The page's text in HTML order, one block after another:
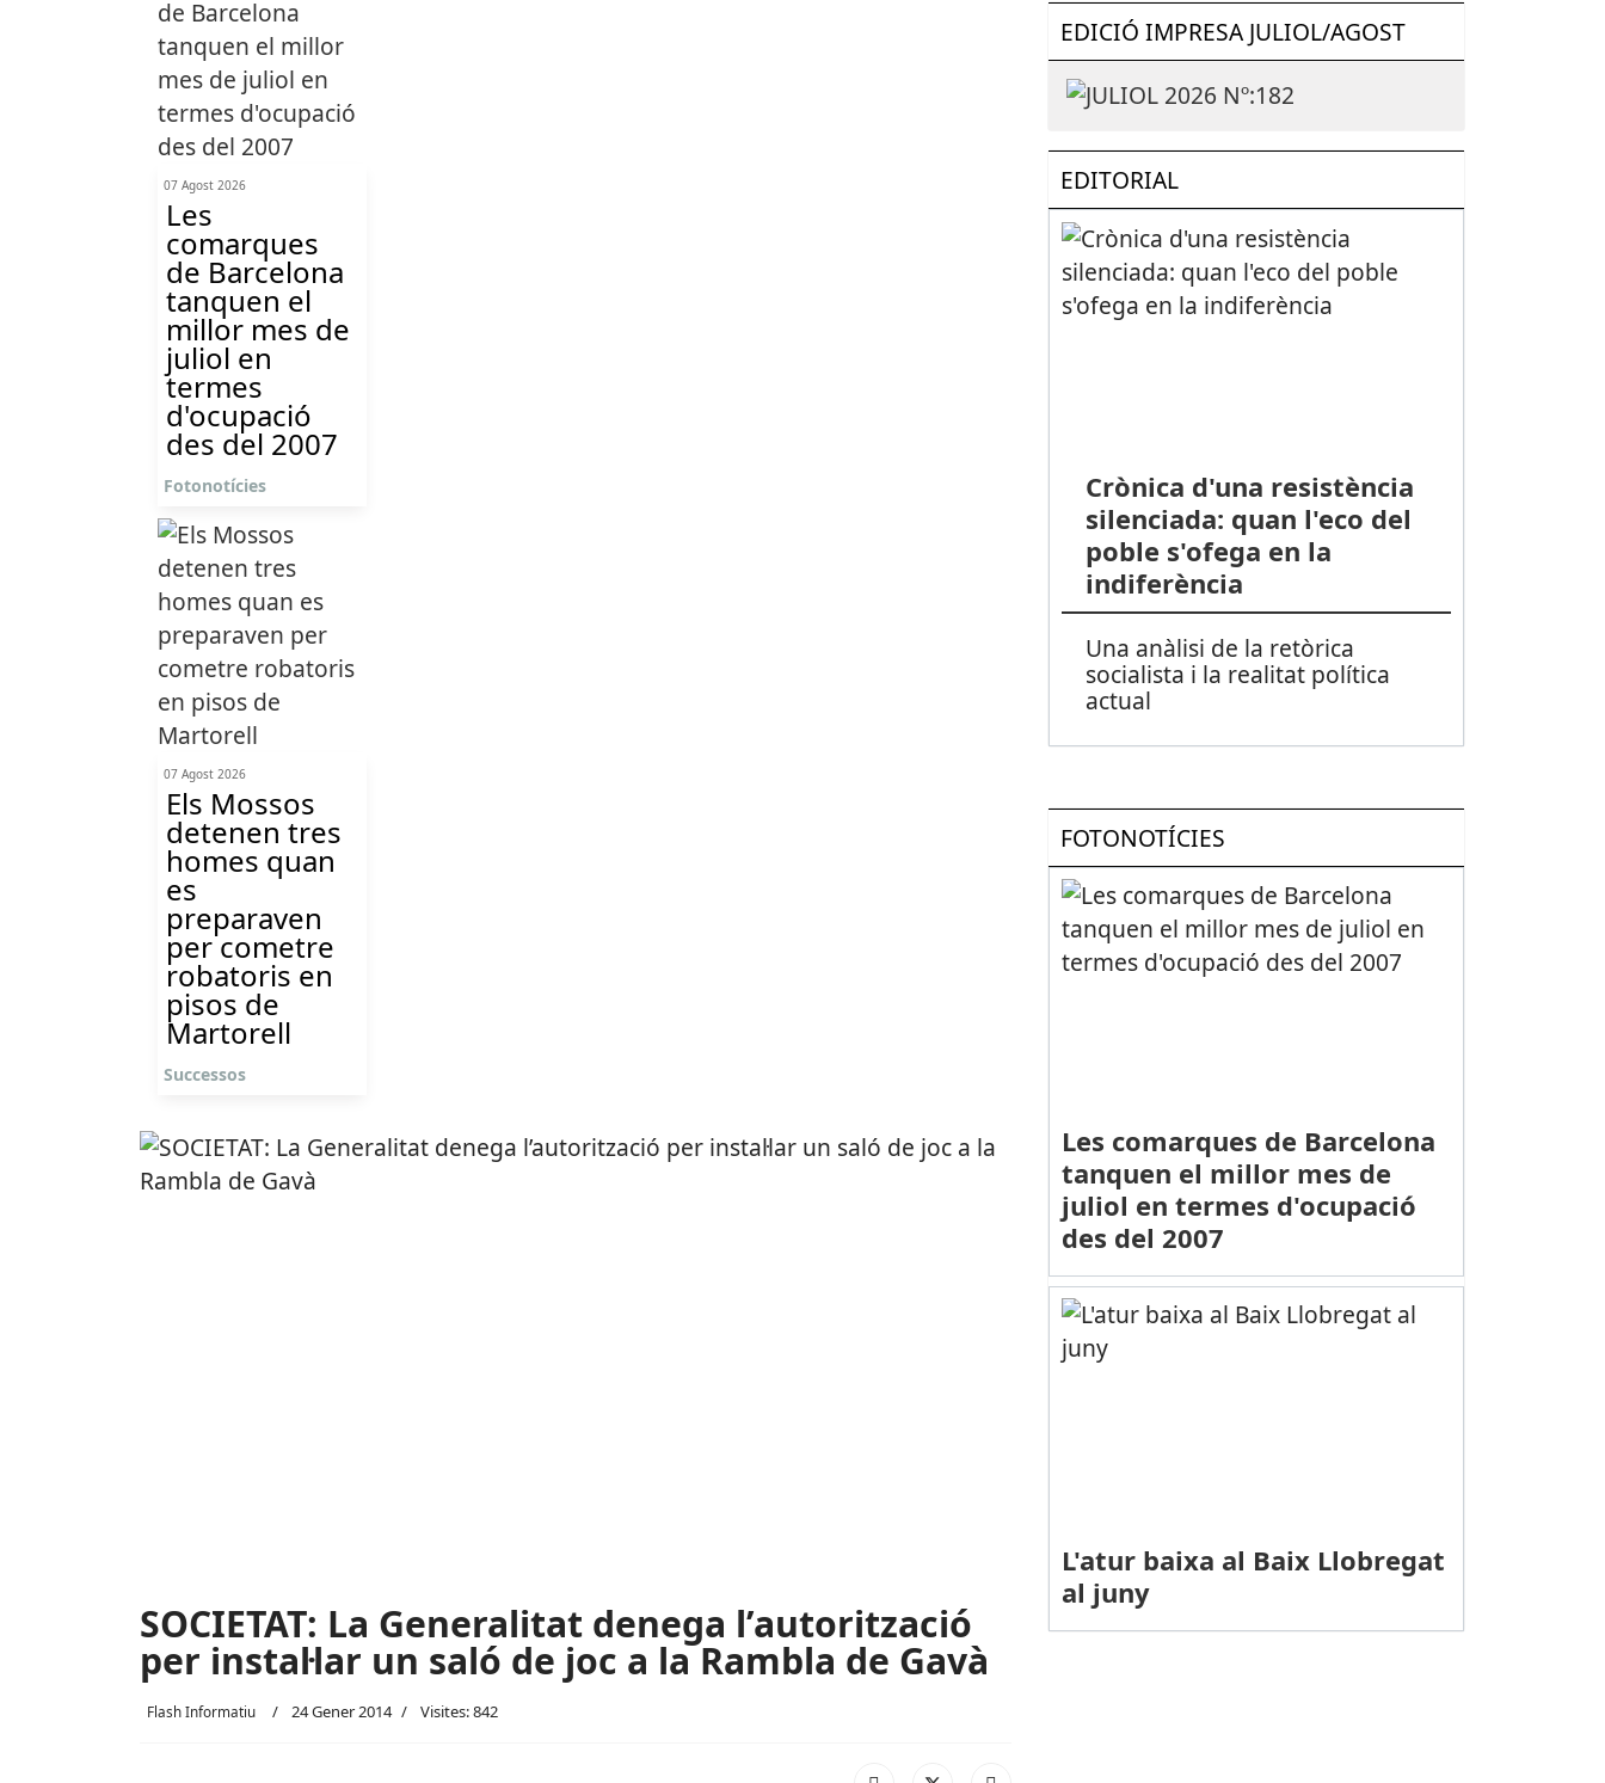
07 Agost 2026
Les
comarques
de Barcelona
tanquen el
millor mes de
juliol en
termes
d'ocupació
des del 2007
Fotonotícies
07 Agost 2026
Els Mossos
detenen tres
homes quan
es
preparaven
per cometre
robatoris en
pisos de
Martorell
Successos
SOCIETAT: La Generalitat denega l’autorització
per instal·lar un saló de joc a la Rambla de Gavà
Flash Informatiu 24 Gener 2014 Visites: 842
EDICIÓ IMPRESA JULIOL/AGOST
EDITORIAL
Crònica d'una resistència
silenciada: quan l'eco del
poble s'ofega en la
indiferència
Una anàlisi de la retòrica
socialista i la realitat política
actual
FOTONOTÍCIES
Les comarques de Barcelona
tanquen el millor mes de
juliol en termes d'ocupació
des del 2007
L'atur baixa al Baix Llobregat
al juny